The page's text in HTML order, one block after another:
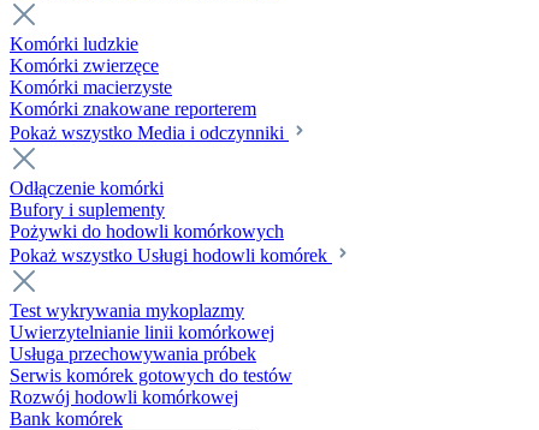
Komórki ludzkie
Komórki zwierzęce
Komórki macierzyste
Komórki znakowane reporterem
Pokaż wszystko Media i odczynniki
Odłączenie komórki
Bufory i suplementy
Pożywki do hodowli komórkowych
Pokaż wszystko Usługi hodowli komórek
Test wykrywania mykoplazmy
Uwierzytelnianie linii komórkowej
Usługa przechowywania próbek
Serwis komórek gotowych do testów
Rozwój hodowli komórkowej
Bank komórek